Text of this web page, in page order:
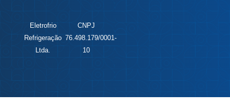
Eletrofrio
Refrigeração
Ltda.
CNPJ
76.498.179/0001-
10